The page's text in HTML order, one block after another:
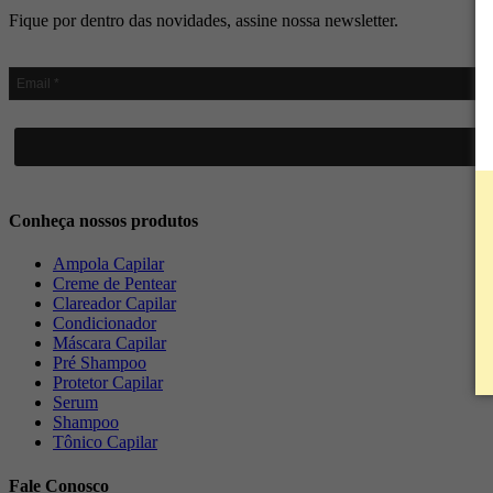
Fique por dentro das novidades, assine nossa newsletter.
Conheça nossos produtos
Ampola Capilar
Creme de Pentear
Clareador Capilar
Condicionador
Máscara Capilar
Pré Shampoo
Protetor Capilar
Serum
Shampoo
Tônico Capilar
Fale Conosco